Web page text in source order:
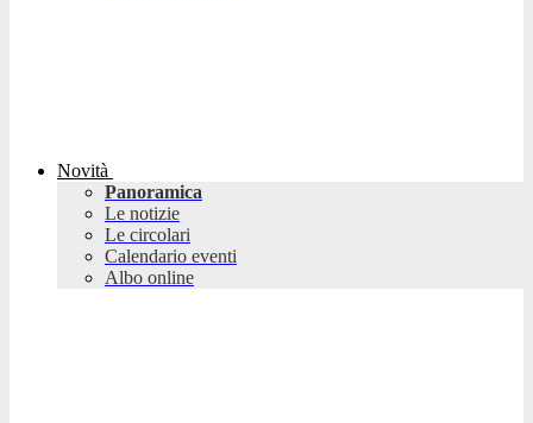
Novità
Panoramica
Le notizie
Le circolari
Calendario eventi
Albo online